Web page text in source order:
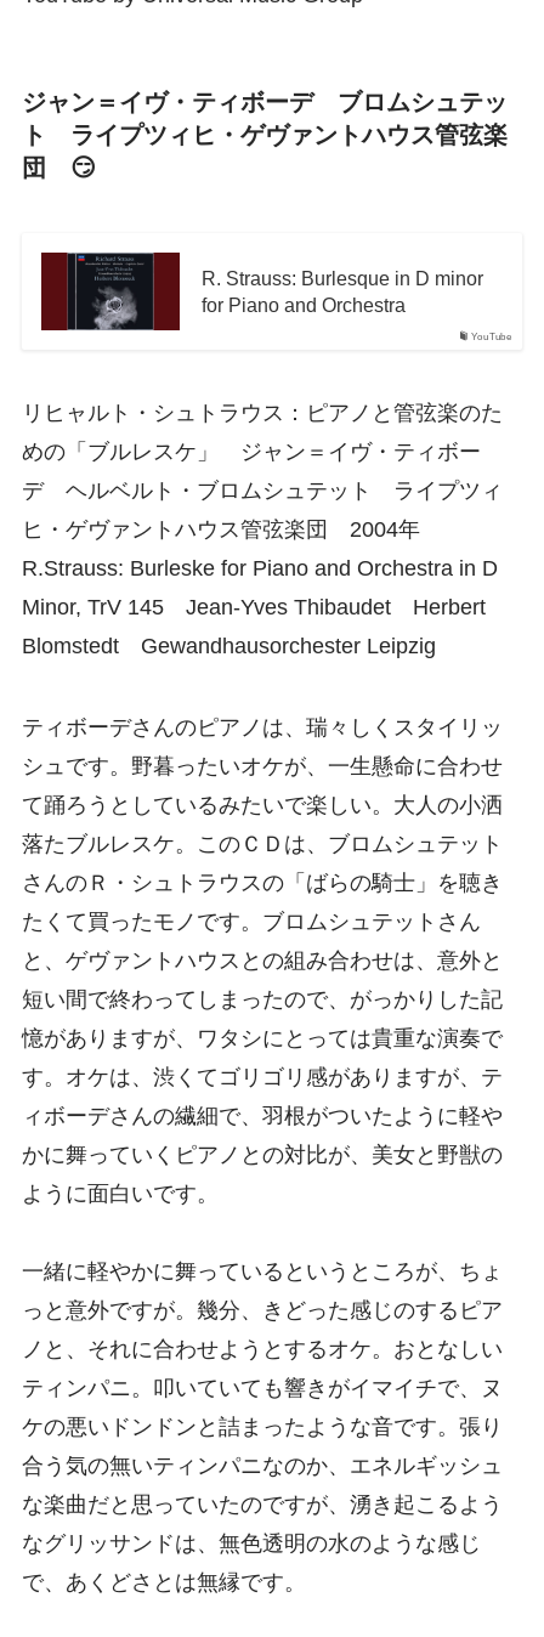
ジャン＝イヴ・ティボーデ ブロムシュテッ
ト ライプツィヒ・ゲヴァントハウス管弦楽
団 😏
YouTube
R. Strauss: Burlesque in D minor
for Piano and Orchestra
リヒャルト・シュトラウス：ピアノと管弦楽のた
めの「ブルレスケ」 ジャン＝イヴ・ティボー
デ ヘルベルト・ブロムシュテット ライプツィ
ヒ・ゲヴァントハウス管弦楽団 2004年
R.Strauss: Burleske for Piano and Orchestra in D
Minor, TrV 145 Jean-Yves Thibaudet Herbert
Blomstedt Gewandhausorchester Leipzig
ティボーデさんのピアノは、瑞々しくスタイリッ
シュです。野暮ったいオケが、一生懸命に合わせ
て踊ろうとしているみたいで楽しい。大人の小洒
落たブルレスケ。このＣＤは、ブロムシュテット
さんのＲ・シュトラウスの「ばらの騎士」を聴き
たくて買ったモノです。ブロムシュテットさん
と、ゲヴァントハウスとの組み合わせは、意外と
短い間で終わってしまったので、がっかりした記
憶がありますが、ワタシにとっては貴重な演奏で
す。オケは、渋くてゴリゴリ感がありますが、テ
ィボーデさんの繊細で、羽根がついたように軽や
かに舞っていくピアノとの対比が、美女と野獣の
ように面白いです。
一緒に軽やかに舞っているというところが、ちょ
っと意外ですが。幾分、きどった感じのするピア
ノと、それに合わせようとするオケ。おとなしい
ティンパニ。叩いていても響きがイマイチで、ヌ
ケの悪いドンドンと詰まったような音です。張り
合う気の無いティンパニなのか、エネルギッシュ
な楽曲だと思っていたのですが、湧き起こるよう
なグリッサンドは、無色透明の水のような感じ
で、あくどさとは無縁です。